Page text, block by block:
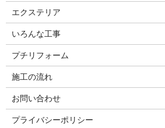
エクステリア
いろんな工事
プチリフォーム
施工の流れ
お問い合わせ
プライバシーポリシー